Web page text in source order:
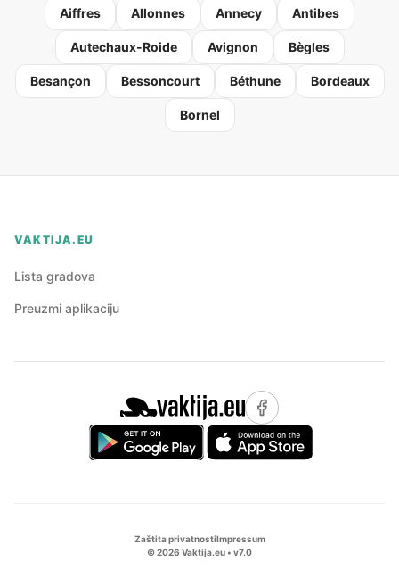
Aiffres Allonnes Annecy Antibes
Autechaux-Roide Avignon Bègles
Besançon Bessoncourt Béthune Bordeaux
Bornel
VAKTIJA.EU
Lista gradova
Preuzmi aplikaciju
Zaštita privatnostiImpressum
©2026 Vaktija.eu • v7.0